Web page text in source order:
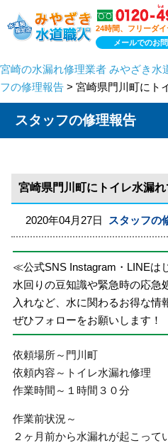
24時間、フリーダイ
メールでのお
宮崎の水漏れ修理業者 みやざき水
フの修理報告 > 宮崎県門川町にト
スタッフの修理報告
宮崎県門川町にトイレ水漏
2020年04月27日 スタッフの
≪公式SNS Instagram・LINEは
水回りの豆知識や緊急時の応急
入れなど、水に関わるお得な情
ぜひフォローをお願いします！
依頼場所～門川町
依頼内容～トイレ水漏れ修理
作業時間～１時間３０分
作業前状況～
２ヶ月前から水漏れが起こって